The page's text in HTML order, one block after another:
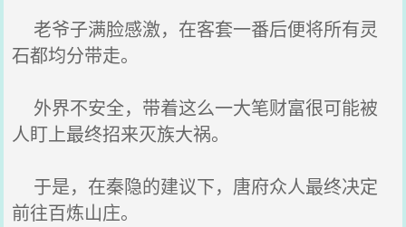
老爷子满脸感激，在客套一番后便将所有灵
石都均分带走。
外界不安全，带着这么一大笔财富很可能被
人盯上最终招来灭族大祸。
于是，在秦隐的建议下，唐府众人最终决定
前往百炼山庄。